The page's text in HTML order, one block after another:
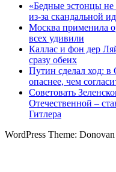
«Бедные эстонцы не
из-за скандальной
Москва применила
всех удивили
Каллас и фон дер
сразу обеих
Путин сделал ход:
опаснее, чем
Советовать
Отечественной –
Гитлера
WordPress Theme: